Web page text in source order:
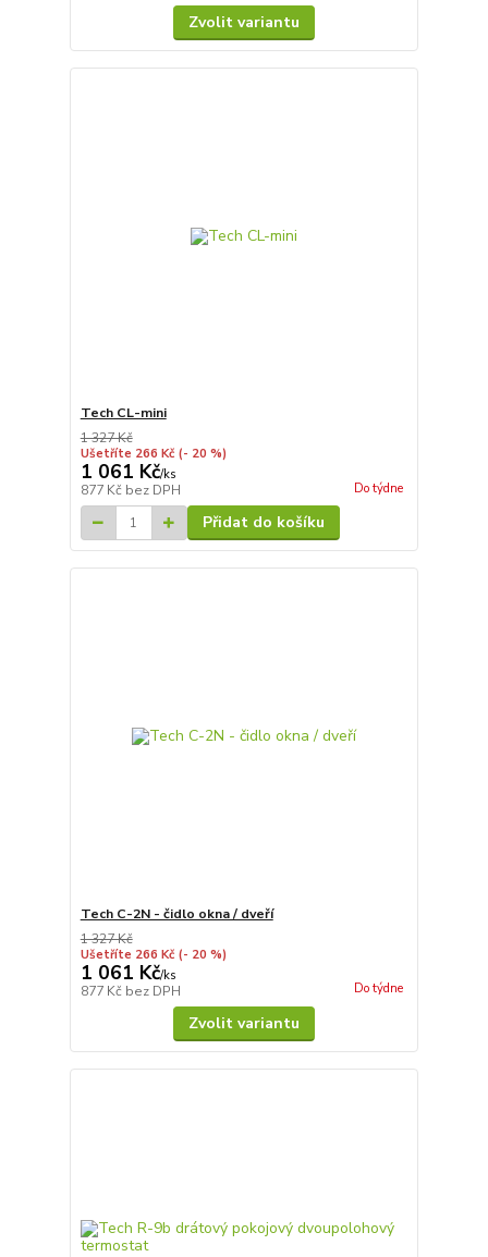
Zvolit variantu
Tech CL-mini
1 327 Kč
Ušetříte 266 Kč (- 20 %)
1 061 Kč/ks
877 Kč bez DPH Do týdne
Přidat do košíku
Tech C-2N - čidlo okna / dveří
1 327 Kč
Ušetříte 266 Kč (- 20 %)
1 061 Kč/ks
877 Kč bez DPH Do týdne
Zvolit variantu